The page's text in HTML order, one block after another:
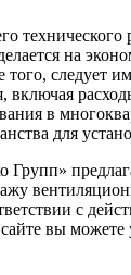
технического
на
следует
включая
в
для
с
вы можете